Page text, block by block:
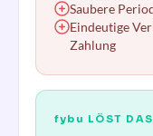
Saubere
Eindeutige
Zahlung
fybu LÖST